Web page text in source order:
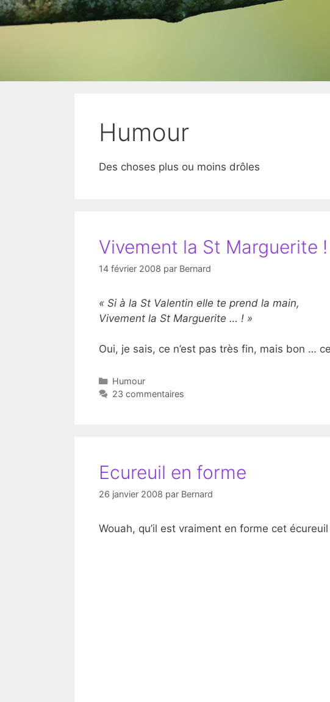
Humour
Des choses plus ou moins drôles
Vivement la St Marguerite !
14 février 2008 par Bernard
« Si à la St Valentin elle te prend la main,
Vivement la St Marguerite … ! »
Oui, je sais, ce n’est pas très fin, mais bon …
Catégories
Humour
23 commentaires
Ecureuil en forme
26 janvier 2008 par Bernard
Wouah, qu’il est vraiment en forme cet